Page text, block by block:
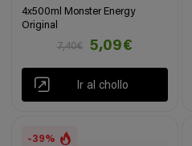
4x500ml Monster Energy
Original
7,40€
5,09€
Ir al chollo
-39%